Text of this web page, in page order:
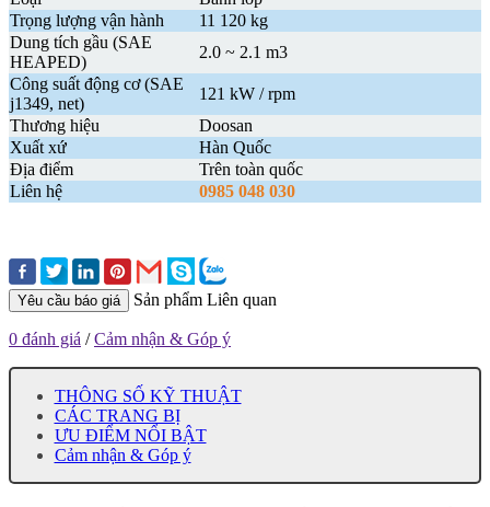
Trọng lượng vận hành
11 120 kg
Dung tích gầu (SAE
HEAPED)
2.0 ~ 2.1 m3
Công suất động cơ (SAE
j1349, net)
121 kW / rpm
Thương hiệu
Doosan
Xuất xứ
Hàn Quốc
Địa điểm
Trên toàn quốc
Liên hệ
0985 048 030
Yêu cầu báo giá Sản phẩm Liên quan
0 đánh giá /Cảm nhận & Góp ý
THÔNG SỐ KỸ THUẬT
CÁC TRANG BỊ
ƯU ĐIỂM NỔI BẬT
Cảm nhận & Góp ý